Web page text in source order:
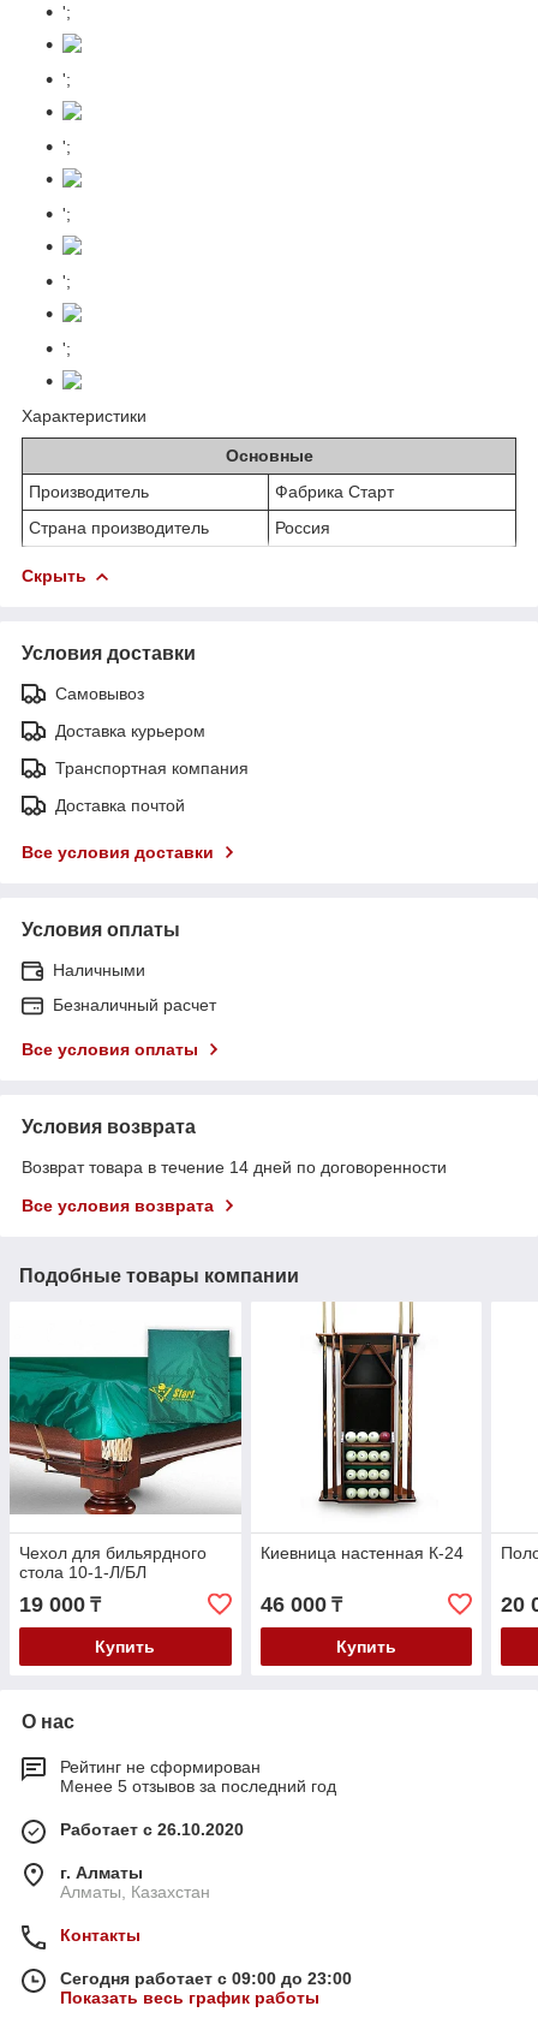
';
';
';
';
';
';
Характеристики
Основные
Производитель
Фабрика Старт
Страна производитель
Россия
Скрыть
Условия доставки
Самовывоз
Доставка курьером
Транспортная компания
Доставка почтой
Все условия доставки
Условия оплаты
Наличными
Безналичный расчет
Все условия оплаты
Условия возврата
Возврат товара в течение 14 дней по договоренности
Все условия возврата
Подобные товары компании
Чехол для бильярдного
стола 10-1-Л/БЛ
19 000 ₸
Купить
Киевница настенная К-24
46 000₸
Купить
20
О нас
Рейтинг не сформирован
Менее 5 отзывов за последний год
Работает с 26.10.2020
г. Алматы
Алматы, Казахстан
Контакты
Сегодня работает с 09:00 до 23:00
Показать весь график работы